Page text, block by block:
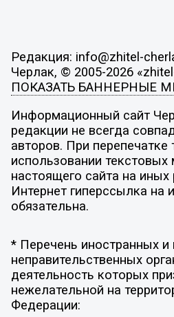
Редакция: info@zhitel-
Черлак, © 2005-2026
ПОКАЗАТЬ БАННЕРНЫЕ
Информационный сайт
редакции не всегда
авторов. При перепечатке
использовании текстовых
настоящего сайта на иных
Интернет гиперссылка на
обязательна.
* Перечень иностранных
неправительственных
деятельность которых
нежелательной на
Федерации: